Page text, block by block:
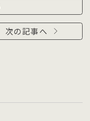
次の記事へ